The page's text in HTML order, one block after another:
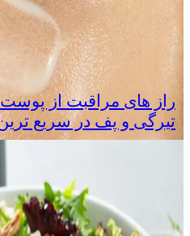
راز های مراقبت از
تیرگی و پف در سریع‌